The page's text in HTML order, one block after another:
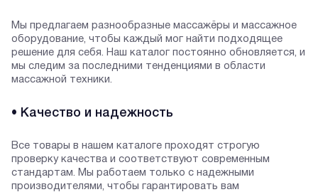
Мы предлагаем разнообразные массажёры и массажное
оборудование, чтобы каждый мог найти подходящее
решение для себя. Наш каталог постоянно обновляется, и
мы следим за последними тенденциями в области
массажной техники.
• Качество и надежность
Все товары в нашем каталоге проходят строгую
проверку качества и соответствуют современным
стандартам. Мы работаем только с надежными
производителями, чтобы гарантировать вам